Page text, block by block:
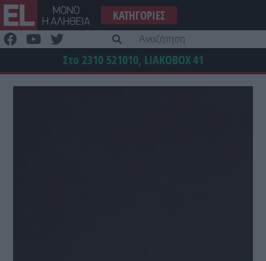
Μετάβαση
στο
περιεχόμενο
ΚΑΤΗΓΟΡΊΕΣ
Στο 2310 521010, LIAKOBOX41